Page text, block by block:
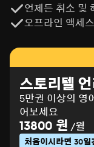
언제든 취소 및
오프라인 액세
스토리텔
5만권 이상의 영
어보세요
13800 원 /월
처음이시라면 30일